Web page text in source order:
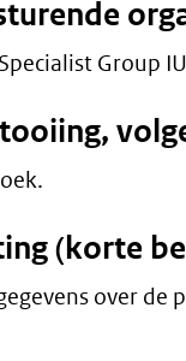
Group
(korte
over